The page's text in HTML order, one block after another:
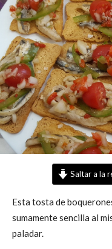
Saltar a la
Esta tosta de
sumamente sencilla al
paladar.